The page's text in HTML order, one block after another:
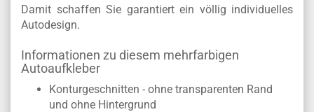
Damit schaffen Sie garantiert ein völlig individuelles
Autodesign.
Informationen zu diesem mehrfarbigen
Autoaufkleber
Konturgeschnitten - ohne transparenten Rand
und ohne Hintergrund